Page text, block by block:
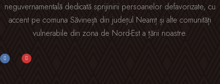
neguvernamentală dedicată sprijinirii persoanelor defavorizate, cu
accent pe comuna Săvinești din județul Neamț și alte comunități
vulnerabile din zona de Nord-Est a țării noastre.